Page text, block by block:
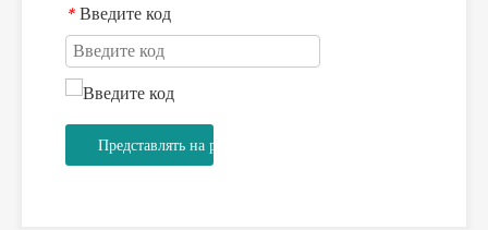
* Введите код
Представлять на рассмотрение